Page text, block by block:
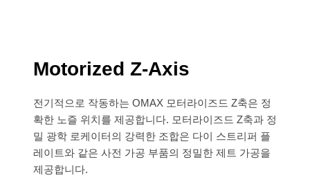
Motorized Z-Axis
전기적으로 작동하는 OMAX 모터라이즈드 Z축은 정
확한 노즐 위치를 제공합니다. 모터라이즈드 Z축과 정
밀 광학 로케이터의 강력한 조합은 다이 스트리퍼 플
레이트와 같은 사전 가공 부품의 정밀한 제트 가공을
제공합니다.